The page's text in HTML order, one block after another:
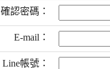
確認密碼：
E-mail：
Line帳號：